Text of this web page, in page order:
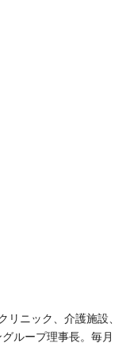
リニック、介護施設、
ループ理事長。毎月